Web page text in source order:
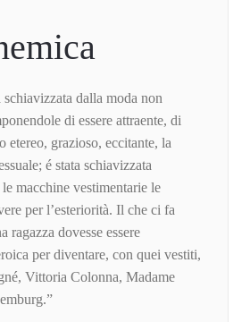
schiavizzata dalla moda non
di essere attraente, di
etereo, grazioso, eccitante, la
é stata schiavizzata
macchine vestimentarie le
per l’esteriorità. Il che ci fa
ragazza dovesse essere
per diventare, con quei vestiti,
Vittoria Colonna, Madame